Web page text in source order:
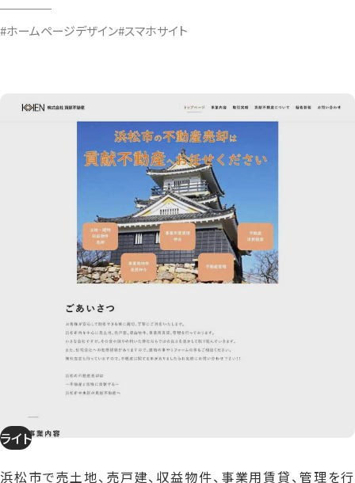
#ホームページデザイン#スマホサイト
ライト
浜松市で売土地、売戸建、収益物件、事業用賃貸、管理を行